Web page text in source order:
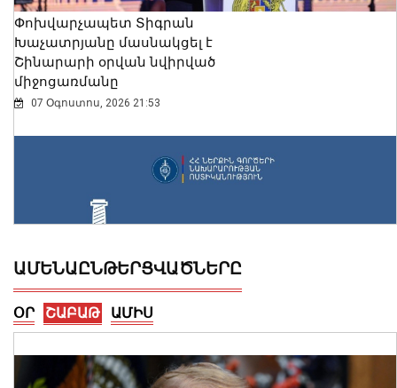
Փոխվարչապետ Տիգրան
Խաչատրյանը մասնակցել է
Շինարարի օրվան նվիրված
միջոցառմանը
07 Օգոստոս, 2026 21:53
Վայոց ձորի քրեական ոստիկանները
ԱՄԵՆԱԸՆԹԵՐՑՎԱԾՆԵՐԸ
ՕՐ ՇԱԲԱԹ ԱՄԻՍ